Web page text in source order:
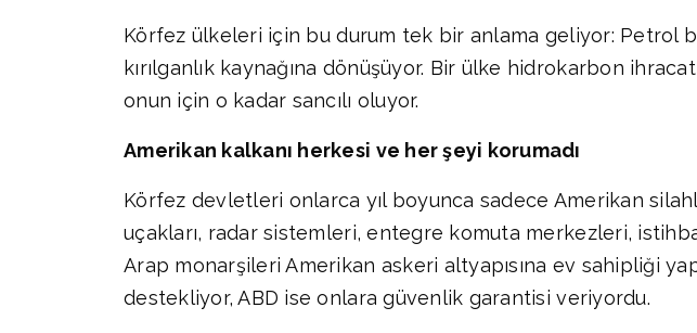
Körfez ülkeleri için bu durum tek bir anlama geliyor: Petrol
kırılganlık kaynağına dönüşüyor. Bir ülke hidrokarbon
onun için o kadar sancılı oluyor.
Amerikan kalkanı herkesi ve her şeyi korumadı
Körfez devletleri onlarca yıl boyunca sadece Amerikan
uçakları, radar sistemleri, entegre komuta merkezleri,
Arap monarşileri Amerikan askeri altyapısına ev sahipliği
destekliyor, ABD ise onlara güvenlik garantisi veriyordu.